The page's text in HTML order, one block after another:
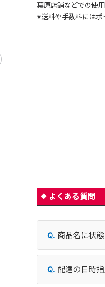
葉原店舗などでの使
※送料や手数料にはポ
よくある質問
商品名に状
配達の日時